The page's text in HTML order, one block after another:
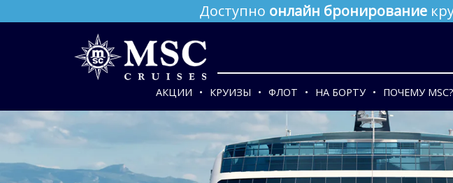
Доступно онлайн бронирование
АКЦИИ КРУИЗЫ ФЛОТ НА БОРТУ ПОЧЕМУ MSC?